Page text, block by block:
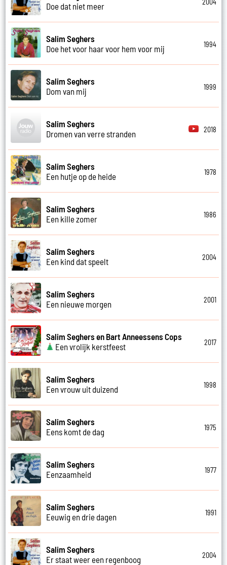
Doe dat niet meer
Salim Seghers
Doe het voor haar voor hem voor mij
1994
Salim Seghers
Dom van mij
1999
Salim Seghers
Dromen van verre stranden
2018
Salim Seghers
Een hutje op de heide
1978
Salim Seghers
Een kille zomer
1986
Salim Seghers
Een kind dat speelt
2004
Salim Seghers
Een nieuwe morgen
2001
Salim Seghers en Bart Anneessens Cops
Een vrolijk kerstfeest
2017
Salim Seghers
Een vrouw uit duizend
1998
Salim Seghers
Eens komt de dag
1975
Salim Seghers
Eenzaamheid
1977
Salim Seghers
Eeuwig en drie dagen
1991
Salim Seghers
Er staat weer een regenboog
2004